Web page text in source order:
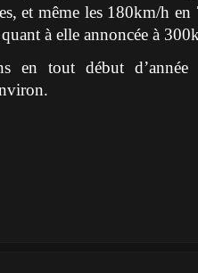
et même les 180km/h en
à elle annoncée à
en tout début d’année